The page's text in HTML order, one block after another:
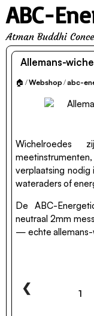
ABC-
Atman Buddhi
Allemans-
🏠 /Webshop /abc-
❮
Wichelroedes
verplaatsing
wateraders of
De ABC-
neutraal 2mm
— echte